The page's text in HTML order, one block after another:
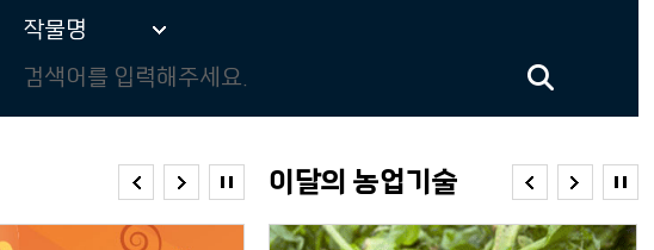
이달의 농업기술